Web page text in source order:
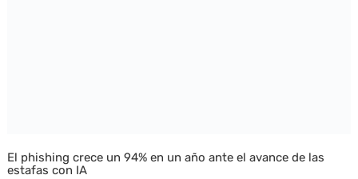
El phishing crece un 94% en un año ante el avance de las
estafas con IA